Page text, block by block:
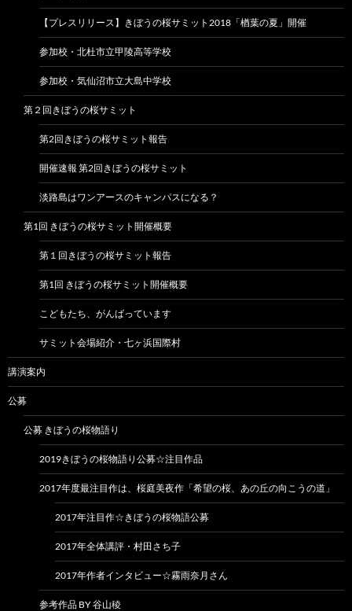
【プレスリリース】きぼうの桜サミット2018「楢葉の夏」開催
参加校・北杜市立甲陵高等学校
参加校・気仙沼市立大島中学校
第２回きぼうの桜サミット
第2回きぼうの桜サミット報告
開催速報 第2回きぼうの桜サミット
淡路島はワンアースのキャンパスになる？
第1回 きぼうの桜サミット開催概要
第１回きぼうの桜サミット報告
第1回 きぼうの桜サミット開催概要
こどもたち、がんばっています
サミット会場紹介・七ヶ浜国際村
講演案内
公募
公募 きぼうの桜物語り
2019きぼうの桜物語り公募☆注目作品
2017年度最注目作は、桜庭美夜作「希望の桜、あの丘の向こうの道」
2017年注目作☆きぼうの桜物語公募
2017年全体講評・村田さち子
2017年作者インタビュー☆霧雨奈月さん
参考作品 BY 谷山稜